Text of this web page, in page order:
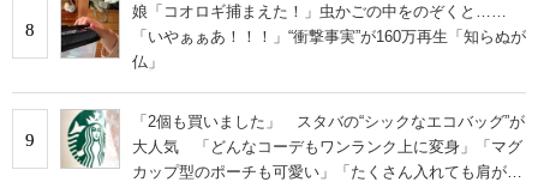
8
娘「コオロギ捕まえた！」虫かごの中をのぞくと……
「いやぁぁあ！！！」“衝撃事実”が160万再生「知らぬが
仏」
9
「2個も買いました」 スタバの“シックなエコバッグ”が
大人気 「どんなコーデもワンランク上に変身」「マグ
カップ型のポーチも可愛い」「たくさん入れても肩が痛